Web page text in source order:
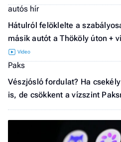
autós hír
Hátulról felöklelte a
másik autót a Thököly úton +
Paks
Vészjósló fordulat? Ha
is, de csökkent a vízszint